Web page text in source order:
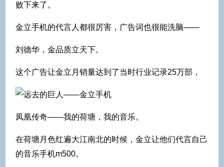
败下来了。
金立手机的代言人都很厉害，广告词也很能洗脑——
刘德华，金品质立天下。
这个广告让金立月销量达到了当时行业记录25万部，
凤凰传奇——我的荷塘，我的音乐。
在荷塘月色红遍大江南北的时候，金立让他们代言自己
的音乐手机m500。